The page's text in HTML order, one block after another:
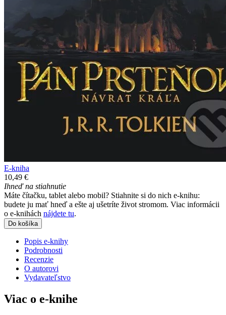
E-kniha
10,49 €
Ihneď na stiahnutie
Máte čítačku, tablet alebo mobil? Stiahnite si do nich e-knihu:
budete ju mať hneď a ešte aj ušetríte život stromom. Viac informácii
o e-knihách nájdete tu.
Do košíka
Popis e-knihy
Podrobnosti
Recenzie
O autorovi
Vydavateľstvo
Viac o e-knihe